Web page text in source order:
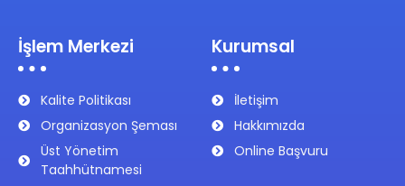
İşlem Merkezi
Kalite Politikası
Organizasyon Şeması
Üst Yönetim
Taahhütnamesi
Kurumsal
İletişim
Hakkımızda
Online Başvuru